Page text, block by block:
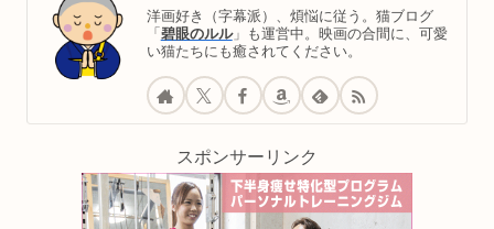
洋画好き（字幕派）、煩悩に従う。猫ブログ
「 碧眼のルル」も運営中。映画の合間に、可愛
い猫たちにも癒されてください。
スポンサーリンク